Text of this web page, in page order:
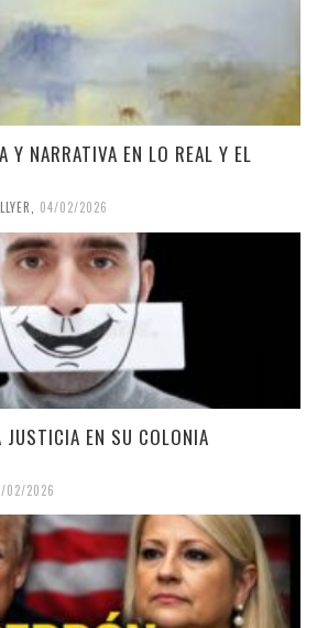
Y NARRATIVA EN LO REAL Y EL
04/02/2026
JUSTICIA EN SU COLONIA
02/2026